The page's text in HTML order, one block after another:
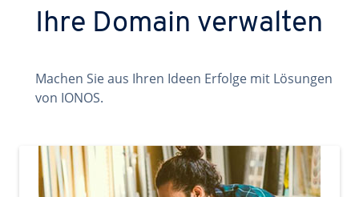
Ihre Domain verwalten
Machen Sie aus Ihren Ideen Erfolge mit Lösungen
von IONOS.